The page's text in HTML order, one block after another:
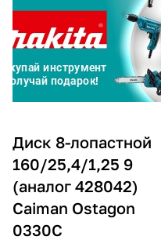
Диск 8-лопастной
160/25,4/1,25 9
(аналог 428042)
Caiman Ostagon
0330C
Разбейте
оплатуна
без переплат
График платежей
Сегодня
25